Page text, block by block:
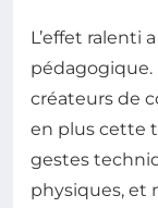
L’effet ralenti
pédagogique.
créateurs de
en plus cette
gestes
physiques, et